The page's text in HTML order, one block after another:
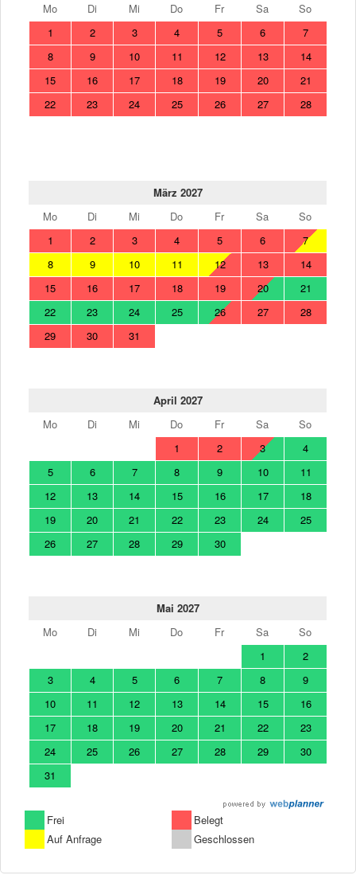
Mo
Di Mi Do Fr Sa
So
1
2 3 4 5 6
7
8
9 10 11 12 13
14
15
16 17 18 19 20
21
22
23 24 25 26 27 28
März 2027
Mo
Di Mi Do Fr Sa
So
1
2 3 4 5 6
7
8
9 10 11 12 13
14
15
16 17 18 19 20
21
22
23 24 25 26 27
28
29
30 31
April 2027
Mo
Di Mi Do Fr Sa
So
1
2 3
4
5
6 7 8 9 10
11
12
13 14 15 16 17
18
19
20 21 22 23 24
25
26
27 28 29 30
Mai 2027
Mo
Di Mi Do Fr Sa
So
1
2
3
4 5 6 7 8
9
10
11 12 13 14 15
16
17
18 19 20 21 22
23
24
25 26 27 28 29
30
31
Frei
Belegt
Auf Anfrage
Geschlossen